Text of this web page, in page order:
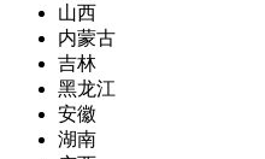
山西
内蒙古
吉林
黑龙江
安徽
湖南